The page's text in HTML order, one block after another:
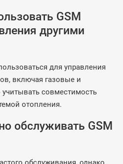
GSM
другими
для управления
включая газовые и
совместимость
отопления.
обслуживать GSM